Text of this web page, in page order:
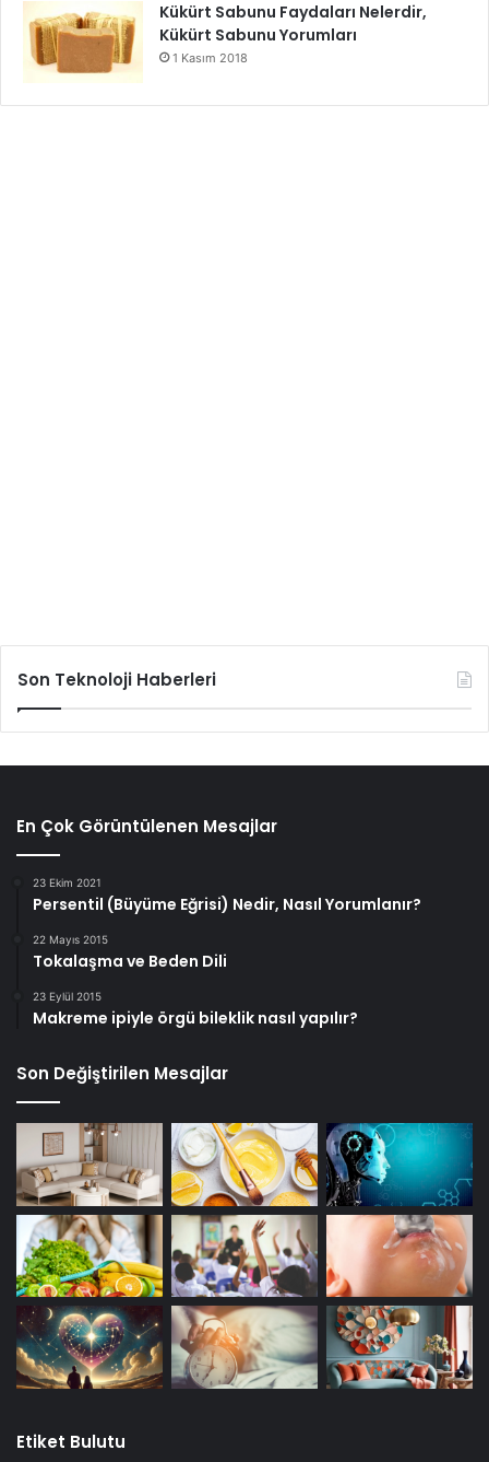
Kükürt Sabunu Faydaları Nelerdir,
Kükürt Sabunu Yorumları
1 Kasım 2018
Son Teknoloji Haberleri
En Çok Görüntülenen Mesajlar
23 Ekim 2021
Persentil (Büyüme Eğrisi) Nedir, Nasıl Yorumlanır?
22 Mayıs 2015
Tokalaşma ve Beden Dili
23 Eylül 2015
Makreme ipiyle örgü bileklik nasıl yapılır?
Son Değiştirilen Mesajlar
Etiket Bulutu